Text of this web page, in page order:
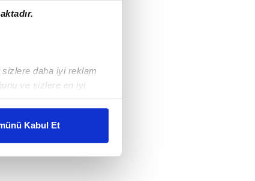
daha iyi reklam
ve sizlere en iyi
karşılamak
Kabul Et